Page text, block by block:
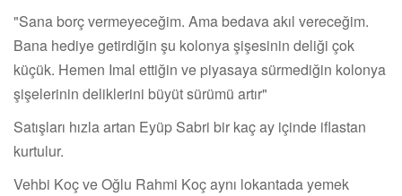
"Sana borç vermeyeceğim. Ama bedava akıl vereceğim.
Bana hediye getirdiğin şu kolonya şişesinin deliği çok
küçük. Hemen Imal ettiğin ve piyasaya sürmediğin kolonya
şişelerinin deliklerini büyüt sürümü artır"
Satışları hızla artan Eyüp Sabri bir kaç ay içinde iflastan
kurtulur.
Vehbi Koç ve Oğlu Rahmi Koç aynı lokantada yemek